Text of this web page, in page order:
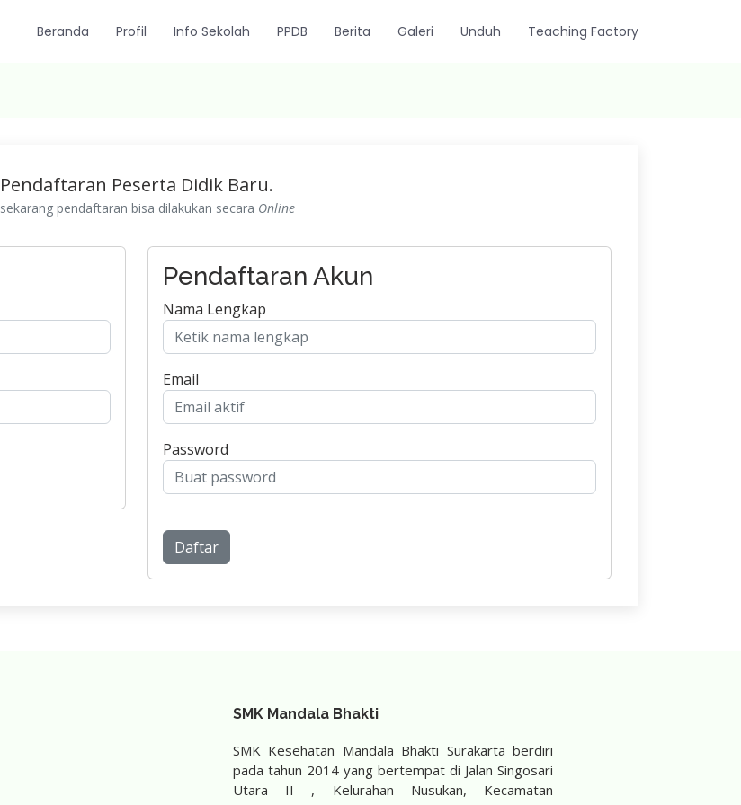
Beranda Profil Info Sekolah PPDB Berita Galeri Unduh Teaching Factory
Pendaftaran Peserta Didik Baru.
sekarang pendaftaran bisa dilakukan secara Online
Pendaftaran Akun
Nama Lengkap
Email
Password
Daftar
SMK Mandala Bhakti
SMK Kesehatan Mandala Bhakti Surakarta berdiri
pada tahun 2014 yang bertempat di Jalan Singosari
Utara II , Kelurahan Nusukan, Kecamatan